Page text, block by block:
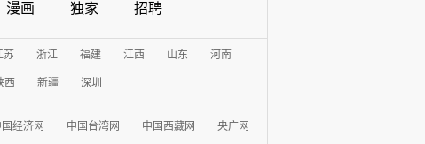
漫画 独家 招聘
苏 浙江 福建 江西 山东 河南
西 新疆 深圳
国经济网 中国台湾网 中国西藏网 央广网